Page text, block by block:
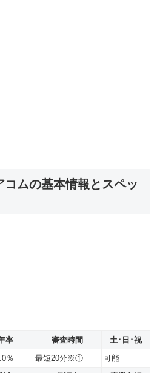
コムの基本情報とスペッ
率 審査時間
土･日･祝
％ 最短20分※①
可能